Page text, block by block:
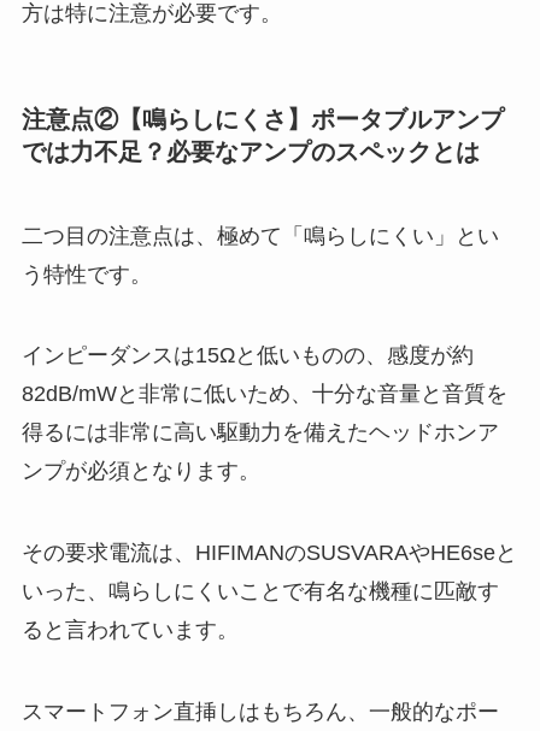
方は特に注意が必要です。
注意点②【鳴らしにくさ】ポータブルアンプ
では力不足？必要なアンプのスペックとは
二つ目の注意点は、極めて「鳴らしにくい」とい
う特性です。
インピーダンスは15Ωと低いものの、感度が約
82dB/mWと非常に低いため、十分な音量と音質を
得るには非常に高い駆動力を備えたヘッドホンア
ンプが必須となります。
その要求電流は、HIFIMANのSUSVARAやHE6seと
いった、鳴らしにくいことで有名な機種に匹敵す
ると言われています。
スマートフォン直挿しはもちろん、一般的なポー